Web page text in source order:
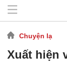
Chuyện lạ
Xuất hiện